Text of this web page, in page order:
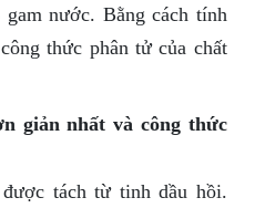
nước. Bằng cách tính
thức phân tử của chất
giản nhất và công thức
tách từ tinh dầu hồi.